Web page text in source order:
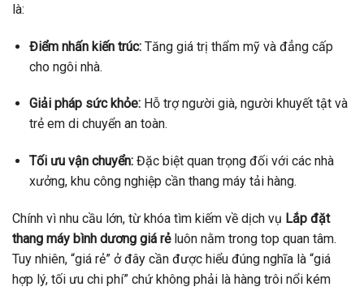
là:
Điểm nhấn kiến trúc:Tăng giá trị thẩm mỹ và đẳng cấp
cho ngôi nhà.
Giải pháp sức khỏe:Hỗ trợ người già, người khuyết tật và
trẻ em di chuyển an toàn.
Tối ưu vận chuyển:Đặc biệt quan trọng đối với các nhà
xưởng, khu công nghiệp cần thang máy tải hàng.
Chính vì nhu cầu lớn, từ khóa tìm kiếm về dịch vụ Lắp đặt
thang máy bình dương giá rẻluôn nằm trong top quan tâm.
Tuy nhiên, “giá rẻ” ở đây cần được hiểu đúng nghĩa là “giá
hợp lý, tối ưu chi phí” chứ không phải là hàng trôi nổi kém